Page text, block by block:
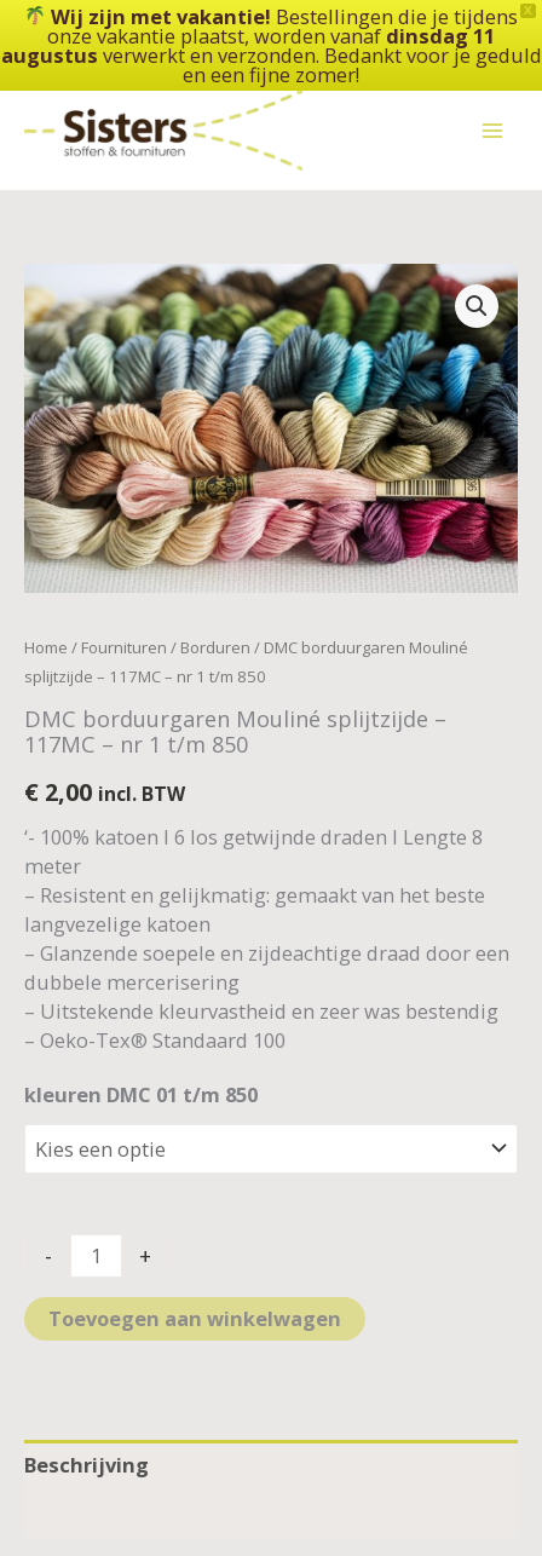
X
Wij zijn met vakantie! Bestellingen die je tijdens
onze vakantie plaatst, worden vanaf dinsdag 11
augustus verwerkt en verzonden. Bedankt voor je geduld
en een fijne zomer!
de
inhoud
Home / Fournituren / Borduren / DMC borduurgaren Mouliné
splijtzijde – 117MC – nr 1 t/m 850
DMC borduurgaren Mouliné splijtzijde –
117MC – nr 1 t/m 850
€ 2,00 incl. BTW
‘- 100% katoen I 6 los getwijnde draden I Lengte 8
meter
– Resistent en gelijkmatig: gemaakt van het beste
langvezelige katoen
– Glanzende soepele en zijdeachtige draad door een
dubbele mercerisering
– Uitstekende kleurvastheid en zeer was bestendig
– Oeko-Tex® Standaard 100
kleuren DMC 01 t/m 850
-
borduurgaren
Mouliné
splijtzijde
-
117MC
-
nr
1
t/m
850
aantal
+
Toevoegen aan winkelwagen
Beschrijving